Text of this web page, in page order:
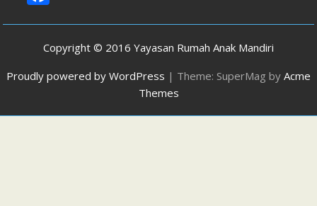
ac
e
b
o
Copyright © 2016 Yayasan Rumah Anak Mandiri
Proudly powered by WordPress | Theme: SuperMag by Acme
Themes